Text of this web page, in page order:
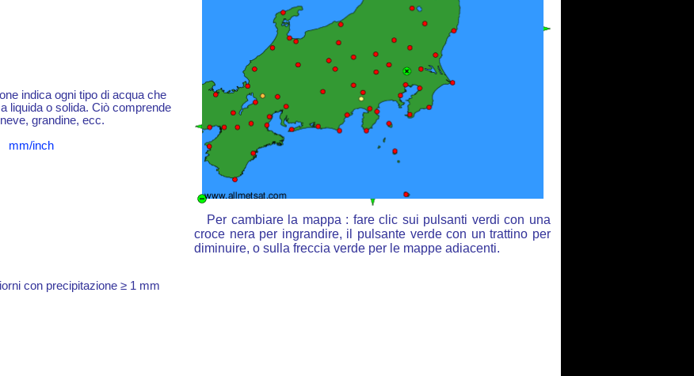
indica ogni tipo di acqua che
liquida o solida. Ciò comprende
grandine, ecc.
mm/inch
con precipitazione ≥ 1 mm
Per cambiare la mappa : fare clic sui pulsanti verdi con una
croce nera per ingrandire, il pulsante verde con un trattino per
diminuire, o sulla freccia verde per le mappe adiacenti.